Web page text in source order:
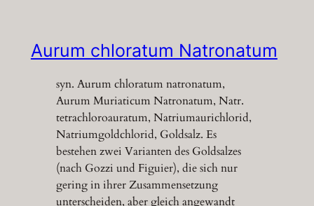
Aurum chloratum Natronatum
syn. Aurum chloratum natronatum,
Aurum Muriaticum Natronatum, Natr.
tetrachloroauratum, Natriumaurichlorid,
Natriumgoldchlorid, Goldsalz. Es
bestehen zwei Varianten des Goldsalzes
(nach Gozzi und Figuier), die sich nur
gering in ihrer Zusammensetzung
unterscheiden, aber gleich angewandt